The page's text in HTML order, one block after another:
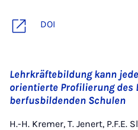
DOI
Lehrkräftebildung kann
orientierte Profilierung des
berfusbildenden Schulen
H.-H. Kremer, T. Jenert, P.F.E.